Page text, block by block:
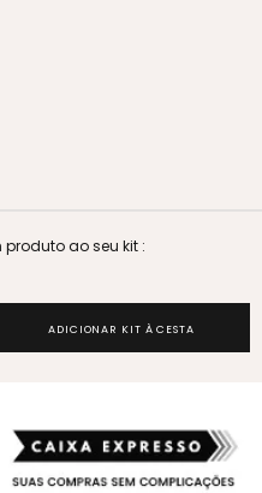
ao seu kit :
ADICIONAR KIT À CESTA